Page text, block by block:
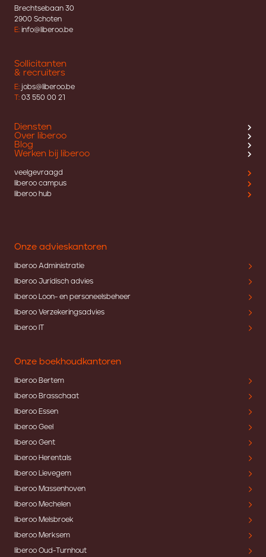
Brechtsebaan 30
2900 Schoten
E: info@liberoo.be
Sollicitanten
& recruiters
E: jobs@liberoo.be
T: 03 550 00 21
Diensten
Over liberoo
Blog
Werken bij liberoo
veelgevraagd
liberoo campus
liberoo hub
Onze advieskantoren
liberoo Administratie
liberoo Juridisch advies
liberoo Loon- en personeelsbeheer
liberoo Verzekeringsadvies
liberoo IT
Onze boekhoudkantoren
liberoo Bertem
liberoo Brasschaat
liberoo Essen
liberoo Geel
liberoo Gent
liberoo Herentals
liberoo Lievegem
liberoo Massenhoven
liberoo Mechelen
liberoo Melsbroek
liberoo Merksem
liberoo Oud-Turnhout